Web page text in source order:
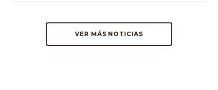
VER MÁS NOTICIAS